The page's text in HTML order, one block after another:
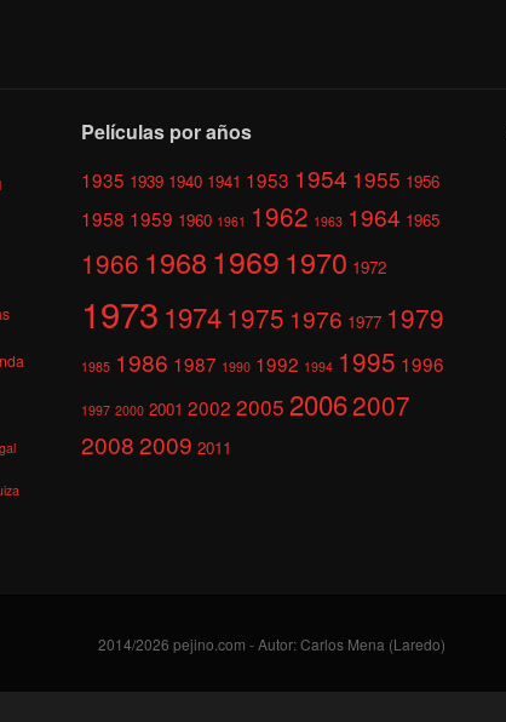
Películas por años
1935 1939 1940 1941 1953 1954 1955 1956
1958 1959 1960 1961 1962 1963 1964 1965
1966 1968 1969 1970 1972
1973 1974 1975 1976 1977 1979
1985 1986 1987 1990 1992 1994 1995 1996
1997 2000 2001 2002 2005 20062007
20082009 2011
2014/2026 pejino.com - Autor: Carlos Mena (Laredo)